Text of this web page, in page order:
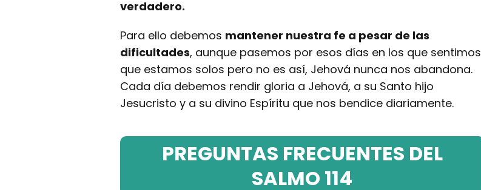
verdadero.
Para ello debemos mantener nuestra fe a pesar de las
dificultades, aunque pasemos por esos días en los que sentimos
que estamos solos pero no es así, Jehová nunca nos abandona.
Cada día debemos rendir gloria a Jehová, a su Santo hijo
Jesucristo y a su divino Espíritu que nos bendice diariamente.
PREGUNTAS FRECUENTES DEL
SALMO 114